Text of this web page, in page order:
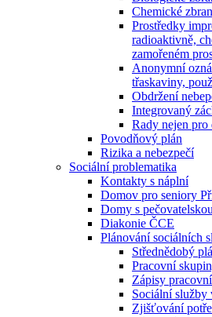
Chemické
Prostředky
radioaktivně,
zamořeném
Anonymní
třaskaviny,
Obdržení
Integrovaný
Rady nejen pro
Povodňový plán
Rizika a nebezpečí
Sociální problematika
Kontakty s náplní
Domov pro seniory
Domy s
Diakonie ČCE
Plánování sociálních
Střednědobý
Pracovní
Zápisy
Sociální služby
Zjišťování